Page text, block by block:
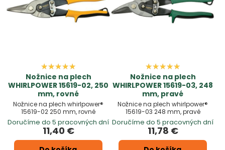
Nožnice na plech
WHIRLPOWER 15619-02, 250
mm, rovné
Nožnice na plech whirlpower®
15619-02 250 mm, rovné
Doručíme do 5 pracovných dní
11,40 €
Nožnice na plech
WHIRLPOWER 15619-03, 248
mm, pravé
Nožnice na plech whirlpower®
15619-03 248 mm, pravé
Doručíme do 5 pracovných dní
11,78 €